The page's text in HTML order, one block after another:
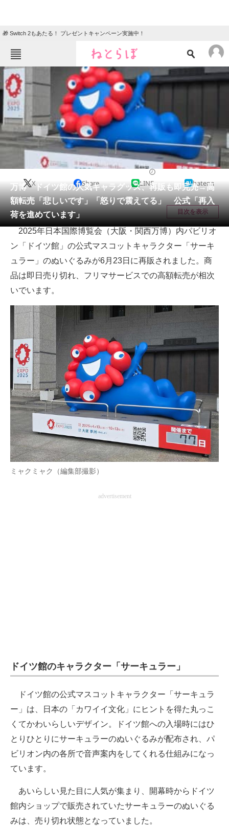
🎁 Switch 2もあたる！ プレゼントキャンペーン実施中！
ねとらぼメニュー
TOP ニュース
エンタメ クイズ
グルメ 地域
住まい 教育・育児
リサーチ
会員記事
メディア
注目記事を集めた総合ページ
ITの今と未来を見通す
スマホと通信の最新トレンド
進化するPCとデバイスの未来
好きが集まる 比べて選べる
ビジネスと働き方のヒント
AI活用のいまが分かる
企業ITのトレンドを詳説
経営リーダーのコミュニティ
マーケ×ITの今がよく分かる
ITエンジニア向け専門サイト
企業向けIT製品の総合サイト
万博・ドイツ館の人気キャラグッズ、再販も即完売→高
額転売「悲しいです」「怒りで震えてる」 公式「再入
荷を進めています」
X Share LINE hatena
目次を表示
2025年日本国際博覧会（大阪・関西万博）内パビリオ
ン「ドイツ館」の公式マスコットキャラクター「サーキ
ュラー」のぬいぐるみが6月23日に再販されました。商
品は即日売り切れ、フリマサービスでの高額転売が相次
いでいます。
ミャクミャク（編集部撮影）
advertisement
ドイツ館のキャラクター「サーキュラー」
ドイツ館の公式マスコットキャラクター「サーキュラ
ー」は、日本の「カワイイ文化」にヒントを得た丸っこ
くてかわいらしいデザイン。ドイツ館への入場時にはひ
とりひとりにサーキュラーのぬいぐるみが配布され、パ
ビリオン内の各所で音声案内をしてくれる仕組みになっ
ています。
あいらしい見た目に人気が集まり、開幕時からドイツ
館内ショップで販売されていたサーキュラーのぬいぐる
みは、売り切れ状態となっていました。